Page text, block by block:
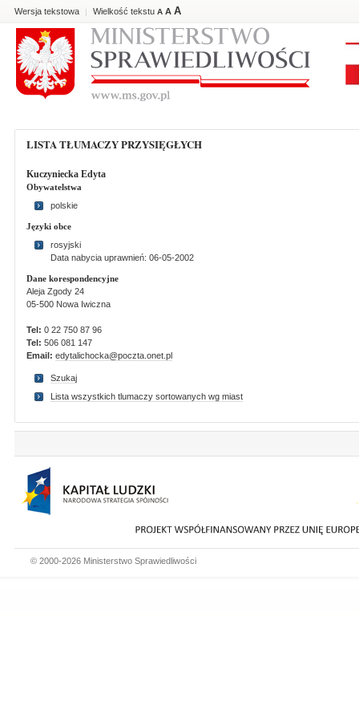
Wersja tekstowa | Wielkość tekstu A A A
LISTA TŁUMACZY PRZYSIĘGŁYCH
Kuczyniecka Edyta
Obywatelstwa
polskie
Języki obce
rosyjski
Data nabycia uprawnień: 06-05-2002
Dane korespondencyjne
Aleja Zgody 24
05-500 Nowa Iwiczna
Tel: 0 22 750 87 96
Tel: 506 081 147
Email: edytalichocka@poczta.onet.pl
Szukaj
Lista wszystkich tlumaczy sortowanych wg miast
© 2000-2026 Ministerstwo Sprawiedliwości